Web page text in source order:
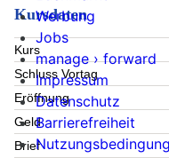
Kursdaten
Kurs
Schluss Vortag
Eröffnung
Geld
Brief
Werbung
Jobs
manage › forward
Impressum
Datenschutz
Barrierefreiheit